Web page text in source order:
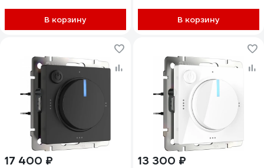
В корзину В корзину
17 400 ₽ 13 300 ₽